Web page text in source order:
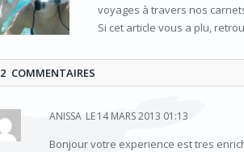
voyages à travers nos
Si cet article vous a plu,
2 COMMENTAIRES
ANISSA LE14 MARS 2013 01:13
Bonjour votre experience est tres